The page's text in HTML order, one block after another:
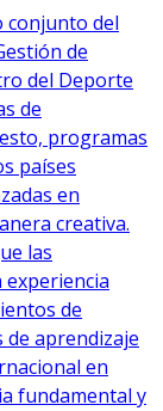
conjunto del
de
del Deporte
de
programas
países
en
creativa.
las
experiencia
de
aprendizaje
en
fundamental y